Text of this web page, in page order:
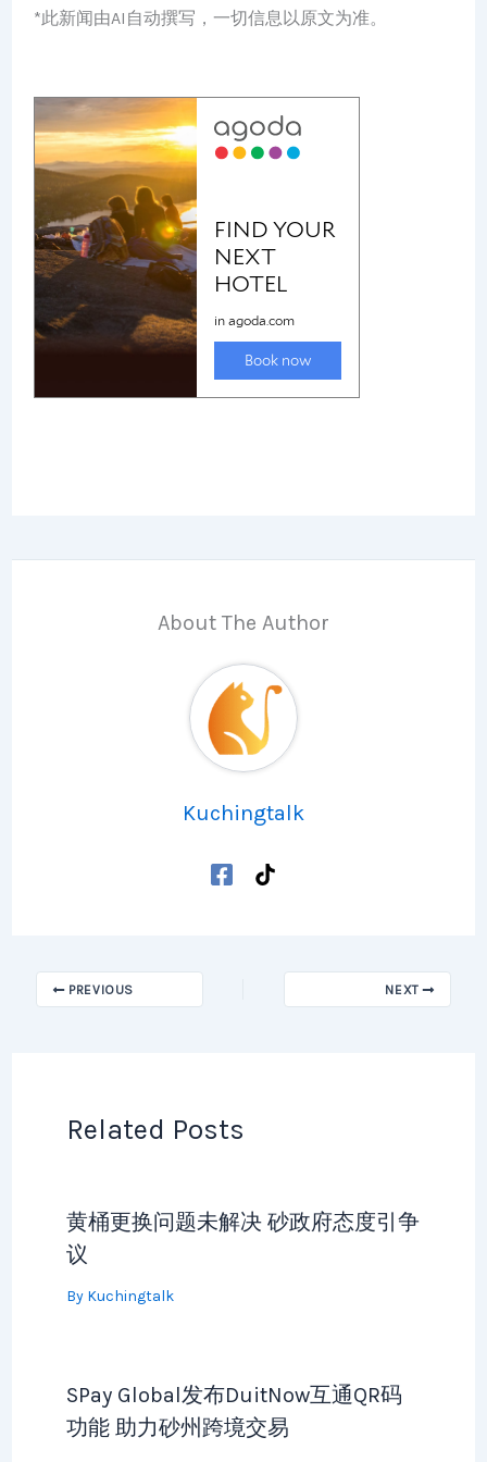
*此新闻由AI自动撰写，一切信息以原文为准。
About The Author
Kuchingtalk
PREVIOUS NEXT
Related Posts
黄桶更换问题未解决 砂政府态度引争
议
By Kuchingtalk
SPay Global发布DuitNow互通QR码
功能 助力砂州跨境交易